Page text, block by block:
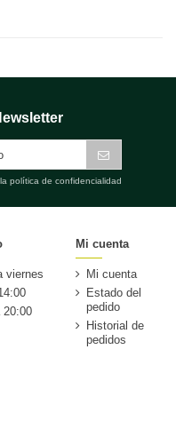
política de confidencialidad
viernes
20:00
Mi cuenta
Mi cuenta
Estado del
pedido
Historial de
pedidos